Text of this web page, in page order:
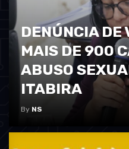
DENÚNCIA DE
MAIS DE 900
ABUSO
ITABIRA
By NS